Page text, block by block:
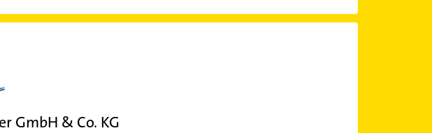
GmbH & Co. KG